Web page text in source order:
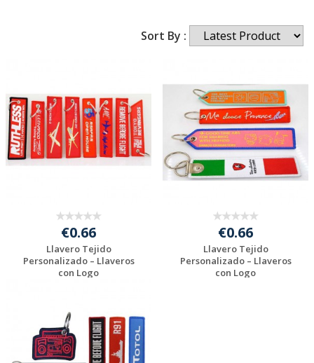
Sort By :
€0.66
Llavero Tejido
Personalizado – Llaveros
con Logo
€0.66
Llavero Tejido
Personalizado – Llaveros
con Logo